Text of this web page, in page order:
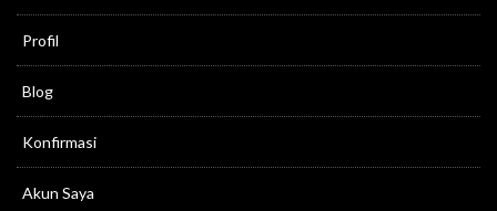
Profil
Blog
Konfirmasi
Akun Saya